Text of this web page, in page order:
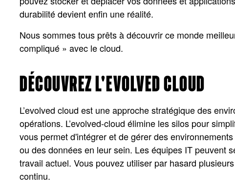
durabilité devient enfin une réalité.
Nous sommes tous prêts à découvrir ce monde
compliqué » avec le cloud.
DÉCOUVREZ L'EVOLVED CLOUD
L’evolved cloud est une approche stratégique des
opérations. L’evolved-cloud élimine les silos pour
vous permet d'intégrer et de gérer des
ou des données en leur sein. Les équipes IT peuvent
travail actuel. Vous pouvez utiliser par hasard
continu.